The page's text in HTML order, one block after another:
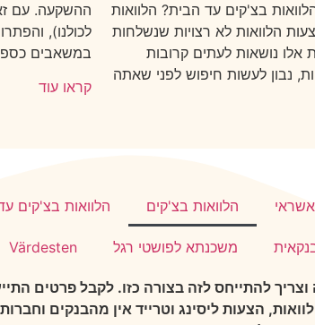
בצ'קים עד הבית? הלוואות
הלוואות לא רצויות שנשלחות
אלו נושאות לעתים קרובות
נבון לעשות חיפוש לפני שאתה
ההשקעה. עם
לכולנו),
במשאבים
קראו עוד
הלוואות בצ'קים הלוואות בצ'קים
משכנתא לפושטי רגל Värdesten
להתייחס לזה בצורה כזו. לקבל פרטים
הצעות ליסינג וטרייד אין מהבנקים